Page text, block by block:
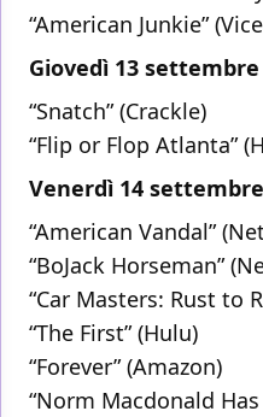
“American Junkie”
Giovedì 13 settembre
“Snatch” (Crackle)
“Flip or Flop Atlanta”
Venerdì 14 settembre
“American Vandal”
“BoJack Horseman”
“Car Masters: Rust to
“The First” (Hulu)
“Forever” (Amazon)
“Norm Macdonald